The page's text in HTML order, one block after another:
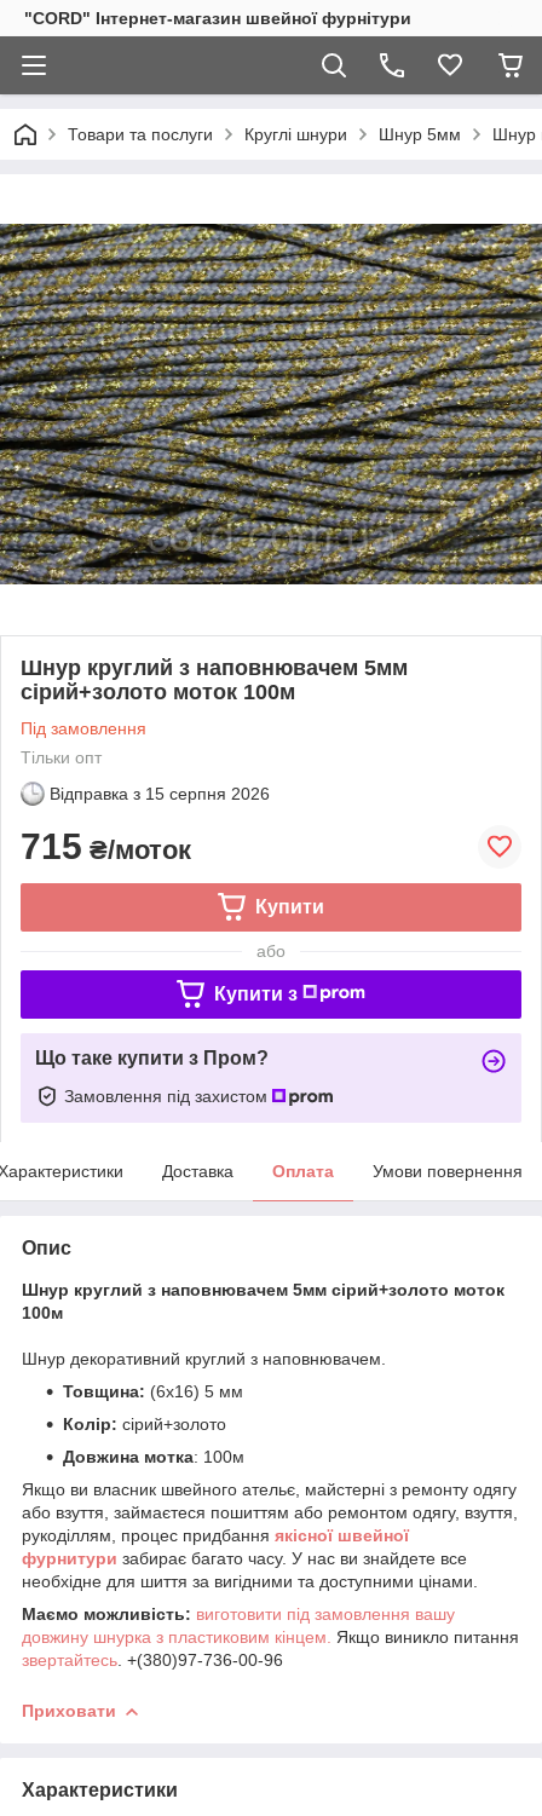
"CORD" Інтернет-магазин швейної фурнітури
Товари та послуги Круглі шнури Шнур 5мм Шнур
Шнур круглий з наповнювачем 5мм
сірий+золото моток 100м
Під замовлення
Тільки опт
Відправка з 15 серпня 2026
715 ₴/моток
Купити
або
Купити з
Що таке купити з Пром?
Замовлення під захистом
Доставка Оплата Умови повернення
Опис
Шнур круглий з наповнювачем 5мм сірий+золото моток
100м
Шнур декоративний круглий з наповнювачем.
Товщина: (6х16) 5 мм
Колір: сірий+золото
Довжина мотка: 100м
Якщо ви власник швейного ательє, майстерні з ремонту одягу
або взуття, займаєтеся пошиттям або ремонтом одягу, взуття,
рукоділлям, процес придбання якісної швейної
фурнитури забирає багато часу. У нас ви знайдете все
необхідне для шиття за вигідними та доступними цінами.
Маємо можливість: виготовити під замовлення вашу
довжину шнурка з пластиковим кінцем.
Якщо виникло питання
звертайтесь . +(380)97-736-00-96
Приховати
Характеристики